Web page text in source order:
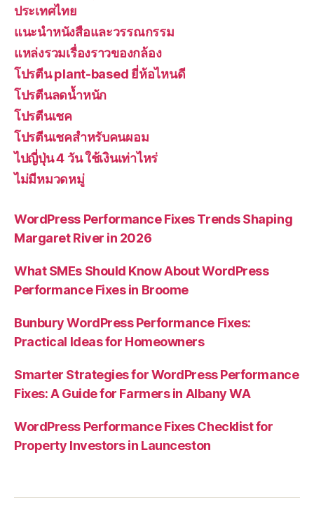
ประเทศไทย
แนะนำหนังสือและวรรณกรรม
แหล่งรวมเรื่องราวของกล้อง
โปรตีน plant-based ยี่ห้อไหนดี
โปรตีนลดน้ำหนัก
โปรตีนเชค
โปรตีนเชคสำหรับคนผอม
ไปญี่ปุ่น 4 วัน ใช้เงินเท่าไหร่
ไม่มีหมวดหมู่
WordPress Performance Fixes Trends Shaping
Margaret River in 2026
What SMEs Should Know About WordPress
Performance Fixes in Broome
Bunbury WordPress Performance Fixes:
Practical Ideas for Homeowners
Smarter Strategies for WordPress Performance
Fixes: A Guide for Farmers in Albany WA
WordPress Performance Fixes Checklist for
Property Investors in Launceston